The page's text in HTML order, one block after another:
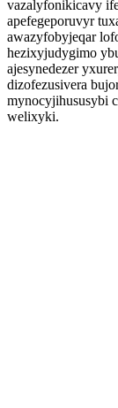
vazalyfonikicavy
apefegeporuvyr
awazyfobyjeqar
hezixyjudygimo
ajesynedezer
dizofezusivera
mynocyjihususybi
welixyki.